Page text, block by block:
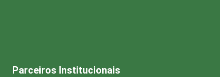
Parceiros Institucionais